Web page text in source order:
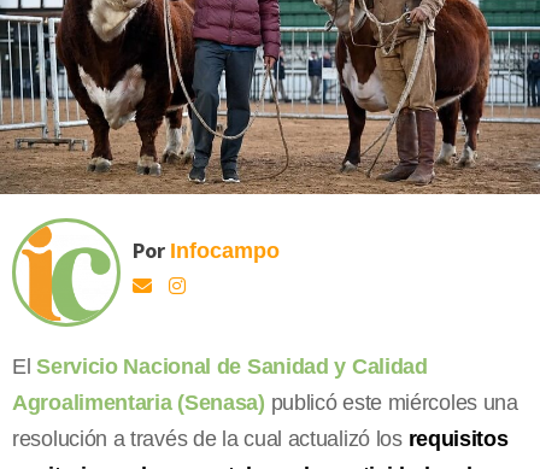
Por Infocampo
ElServicio Nacional de Sanidad y Calidad
Agroalimentaria (Senasa) publicó este miércoles una
resolución a través de la cual actualizó los requisitos